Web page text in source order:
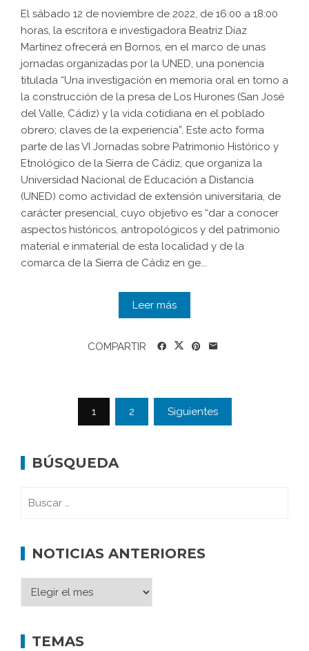
El sábado 12 de noviembre de 2022, de 16:00 a 18:00
horas, la escritora e investigadora Beatriz Díaz
Martínez ofrecerá en Bornos, en el marco de unas
jornadas organizadas por la UNED, una ponencia
titulada “Una investigación en memoria oral en torno a
la construcción de la presa de Los Hurones (San José
del Valle, Cádiz) y la vida cotidiana en el poblado
obrero; claves de la experiencia”. Este acto forma
parte de las VI Jornadas sobre Patrimonio Histórico y
Etnológico de la Sierra de Cádiz, que organiza la
Universidad Nacional de Educación a Distancia
(UNED) como actividad de extensión universitaria, de
carácter presencial, cuyo objetivo es “dar a conocer
aspectos históricos, antropológicos y del patrimonio
material e inmaterial de esta localidad y de la
comarca de la Sierra de Cádiz en ge...
Leer más
COMPARTIR
1 2 Siguientes
BÚSQUEDA
NOTICIAS ANTERIORES
TEMAS